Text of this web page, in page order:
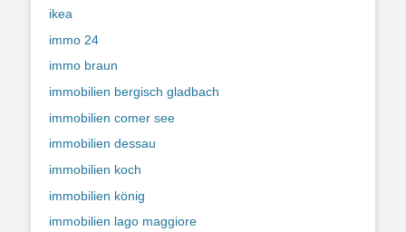
ikea
immo 24
immo braun
immobilien bergisch gladbach
immobilien comer see
immobilien dessau
immobilien koch
immobilien könig
immobilien lago maggiore